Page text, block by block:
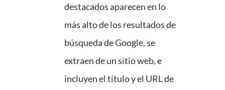
destacados aparecen en lo
más alto de los resultados de
búsqueda de Google, se
extraen de un sitio web, e
incluyen el título y el URL de